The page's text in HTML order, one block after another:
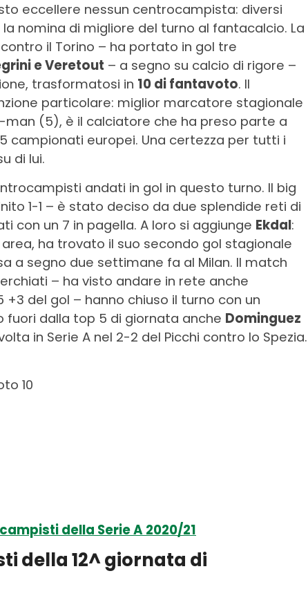
eccellere nessun centrocampista: diversi
nomina di migliore del turno al fantacalcio. La
il Torino – ha portato in gol tre
e Veretout – a segno su calcio di rigore –
trasformatosi in 10 di fantavoto. Il
particolare: miglior marcatore stagionale
(5), è il calciatore che ha preso parte a
campionati europei. Una certezza per tutti i
di lui.
andati in gol in questo turno. Il big
1-1 – è stato deciso da due splendide reti di
con un 7 in pagella. A loro si aggiunge Ekdal:
ha trovato il suo secondo gol stagionale
a segno due settimane fa al Milan. Il match
– ha visto andare in rete anche
+3 del gol – hanno chiuso il turno con un
fuori dalla top 5 di giornata anche Dominguez
in Serie A nel 2-2 del Picchi contro lo Spezia.
10
della Serie A 2020/21
della 12^ giornata di